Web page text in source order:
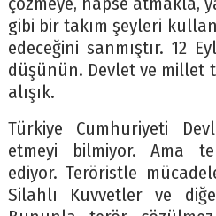
gibi bir takım şeyleri
edeceğini sanmıştır. 12
düşünün. Devlet ve millet
alışık.
Türkiye Cumhuriyeti
etmeyi bilmiyor. Ama
ediyor. Teröristle
Silahlı Kuvvetler ve